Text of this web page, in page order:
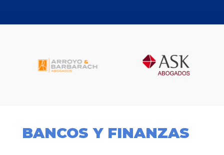
BANCOS Y FINANZAS